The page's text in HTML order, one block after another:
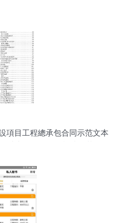
項目工程總承包合同示范文本